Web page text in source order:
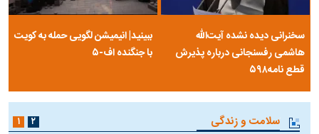
سخنرانی دیده نشده آیت‌الله
هاشمی رفسنجانی درباره پذیرش
قطع نامه۵۹۸
ببینید| انیمیشن لگویی حمله به کویت
با جنگنده اف-۵
سلامت و زندگی ۱ ۲